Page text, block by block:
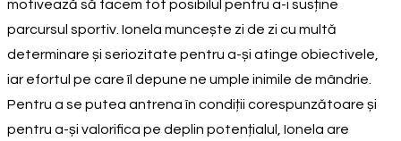
motivează să facem tot posibilul pentru a-i susține
parcursul sportiv. Ionela muncește zi de zi cu multă
determinare și seriozitate pentru a-și atinge obiectivele,
iar efortul pe care îl depune ne umple inimile de mândrie.
Pentru a se putea antrena în condiții corespunzătoare și
pentru a-și valorifica pe deplin potențialul, Ionela are